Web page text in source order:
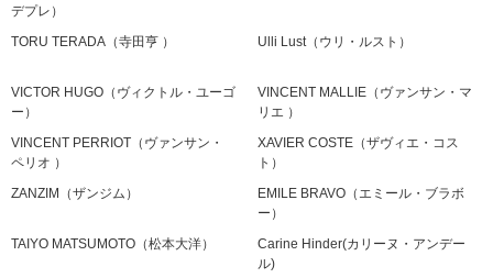
デプレ）
TORU TERADA（寺田亨 ） Ulli Lust（ウリ・ルスト）
VICTOR HUGO（ヴィクトル・ユーゴ
ー）
VINCENT MALLIE（ヴァンサン・マ
リエ ）
VINCENT PERRIOT（ヴァンサン・
ペリオ ）
XAVIER COSTE（ザヴィエ・コス
ト）
ZANZIM（ザンジム）
EMILE BRAVO（エミール・ブラボ
ー）
TAIYO MATSUMOTO（松本大洋）
Carine Hinder(カリーヌ・アンデー
ル)